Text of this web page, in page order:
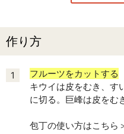
作り方
1
フルーツをカットする
キウイは皮をむき、す
に切る。巨峰は皮をむ
包丁の使い方はこちら